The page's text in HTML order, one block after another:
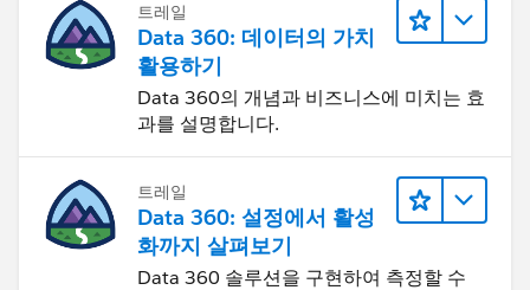
트레일
Data 360: 데이터의 가치
활용하기
Data 360의 개념과 비즈니스에 미치는 효
과를 설명합니다.
트레일
Data 360: 설정에서 활성
화까지 살펴보기
Data 360 솔루션을 구현하여 측정할 수